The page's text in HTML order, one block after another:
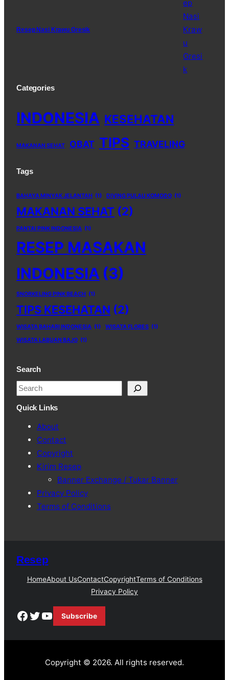
Resep Nasi Krawu Gresik
Categories
INDONESIA KESEHATAN
MAKANAN SEHAT OBAT TIPS TRAVELING
Tags
BAHAYA MINYAK JELANTAH (1) DIVING PULAU KOMODO (1)
MAKANAN SEHAT (2)
PANTAI PINK INDONESIA (1)
RESEP MASAKAN
INDONESIA (3)
SNORKELING PINK BEACH (1)
TIPS KESEHATAN (2)
WISATA BAHARI INDONESIA (1) WISATA FLORES (1)
WISATA LABUAN BAJO (1)
Search
S
a
Quick Links
About
Contact
Copyright
Kirim Resep
Banner Exchange / Tukar Banner
Privacy Policy
Terms of Conditions
Resep
HomeAbout UsContactCopyrightTerms of Conditions
Privacy Policy
Facebook
Twitter
YouTube
Subscribe
Copyright © 2026. All rights reserved.